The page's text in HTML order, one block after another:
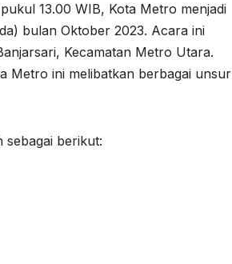
13.00 WIB, Kota Metro menjadi
bulan Oktober 2023. Acara ini
Kecamatan Metro Utara.
Metro ini melibatkan berbagai unsur
sebagai berikut: